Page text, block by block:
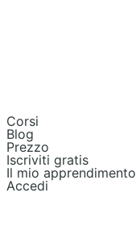
Corsi
Blog
Prezzo
Iscriviti gratis
Il mio apprendimento
Accedi